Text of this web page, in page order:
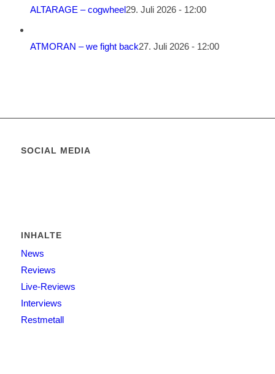
ALTARAGE – cogwheel29. Juli 2026 - 12:00
ATMORAN – we fight back27. Juli 2026 - 12:00
SOCIAL MEDIA
INHALTE
News
Reviews
Live-Reviews
Interviews
Restmetall